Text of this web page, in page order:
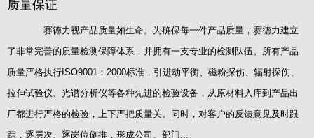
质量保证
赛德力视产品质量如生命。为确保每一件产品质量，赛德力建立
了非常完善的质量检测保障体系，并拥有一支专业的检测队伍。所有产品
质量严格执行ISO9001：2000标准，引进动平衡、磁粉探伤、辐射探伤、
拉伸试验仪、光谱分析仪等各种先进的检验设备，从原材料入库到产品出
厂都进行严格的检验，上下严把质量关。同时，对客户的反馈意见及时跟
踪，逐层次、逐岗位倒推，形成公司、部门...